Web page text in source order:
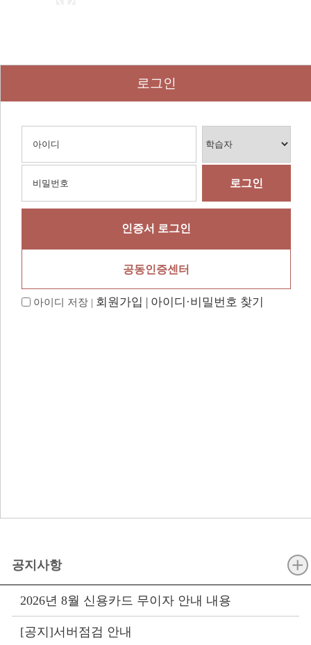
로그인
인증서 로그인
공동인증센터
아이디 저장 | 회원가입 | 아이디·비밀번호 찾기
공지사항 +
2026년 8월 신용카드 무이자 안내 내용
[공지]서버점검 안내